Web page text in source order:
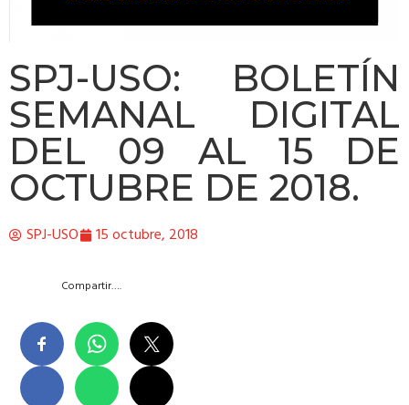
SPJ-USO: BOLETÍN
SEMANAL DIGITAL
DEL 09 AL 15 DE
OCTUBRE DE 2018.
SPJ-USO 15 octubre, 2018
Compartir….